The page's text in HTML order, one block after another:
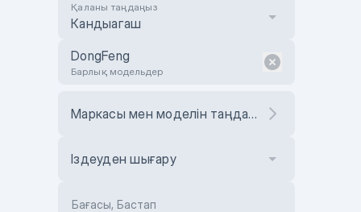
Қаланы таңдаңыз
Кандыагаш
DongFeng
Барлық модельдер
Маркасы мен моделін таңдаңыз
Іздеуден шығару
Бағасы, Бастап